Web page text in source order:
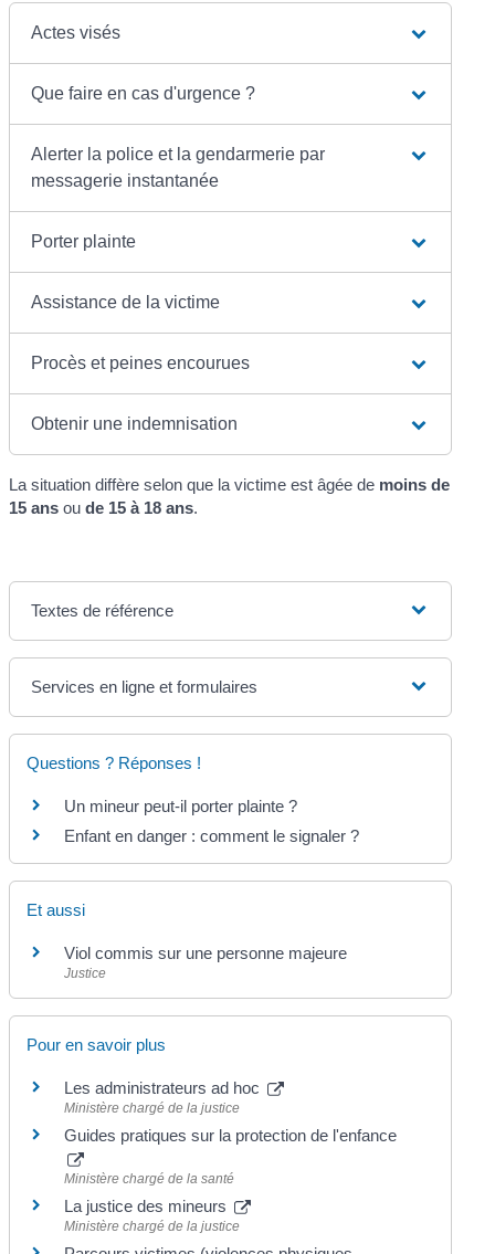
Actes visés
Que faire en cas d'urgence ?
Alerter la police et la gendarmerie par
messagerie instantanée
Porter plainte
Assistance de la victime
Procès et peines encourues
Obtenir une indemnisation
La situation diffère selon que la victime est âgée de moins de
15 ans oude 15 à 18 ans.
Textes de référence
Services en ligne et formulaires
Questions ? Réponses !
Un mineur peut-il porter plainte ?
Enfant en danger : comment le signaler ?
Et aussi
Viol commis sur une personne majeure
Justice
Pour en savoir plus
Les administrateurs ad hoc
Ministère chargé de la justice
Guides pratiques sur la protection de l'enfance
Ministère chargé de la santé
La justice des mineurs
Ministère chargé de la justice